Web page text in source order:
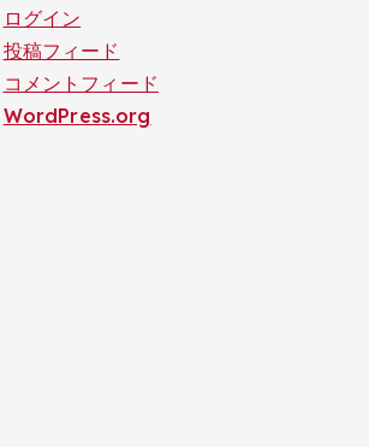
ログイン
投稿フィード
コメントフィード
WordPress.org